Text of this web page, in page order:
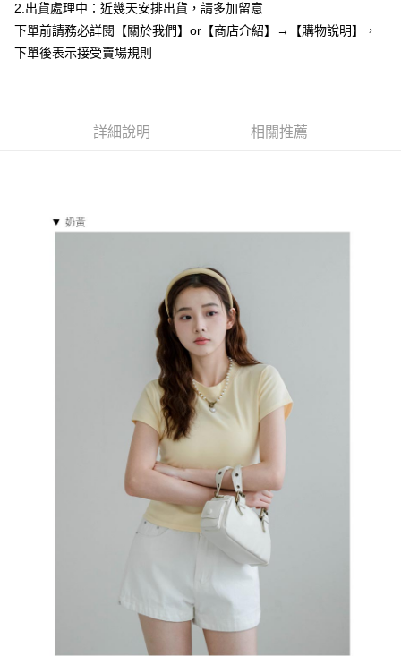
３．安心：先確認商品／服務後，再付款。
１．於結帳方式選擇「AFTEE先享後付」後，將跳轉至「AFTEE先享後付」
ATM／網路銀行／等多元方式進行付款，方視為交易完成。
※ 請注意：結帳手續完成當下不需立刻繳費，但若您需要取消訂單，請聯絡
客戶支援中心」
１．透過由恩沛科技股份有限公司提供之「AFTEE先享後付」服務完成之交
易，需依本服務之必要範圍內提供個人資料，並將交易相關給付款項請求債
權轉讓予恩沛科技股份有限公司。
２．關於個人資料處理事宜，請瀏覽以下網址：
https://aftee.tw/terms/#terms3
３．未成年的使用者請事先徵得法定代理人或監護人之同意方可使用
「AFTEE先享後付」，若未經同意申辦者引起之損失，本公司不負相關責
４．使用「AFTEE先享後付」時，將依據個別帳號之用戶狀況，依本公司即
時審查核予不同之上限額度；若仍有額度不足之情形，本公司將視審查結果
請求用戶進行身份認證。
５．嚴禁一人註冊多個帳號或使用他人資訊註冊。若發現惡意使用之情形，
恩沛科技股份有限公司將有權停止該用戶之使用額度並採取法律行動。
全家付款取貨
每筆NT$85，滿NT$799(含以上)免運費
每筆NT$85，滿NT$799(含以上)免運費
2.出貨處理中：近幾天安排出貨，請多加留意
下單前請務必詳閱【關於我們】or【商店介紹】→【購物說明】，
下單後表示接受賣場規則
詳細說明 相關推薦